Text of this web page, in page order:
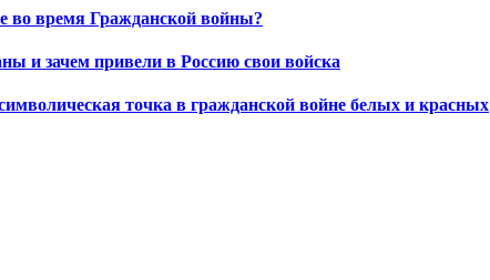
во время Гражданской войны?
и зачем привели в Россию свои войска
точка в гражданской войне белых и красных